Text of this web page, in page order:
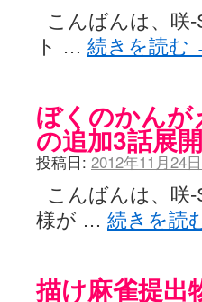
こんばんは、咲
ト … 続きを読む
ぼくのかんが
の追加3話展
投稿日: 2012年11月24日
こんばんは、咲
様が … 続きを読
描け麻雀提